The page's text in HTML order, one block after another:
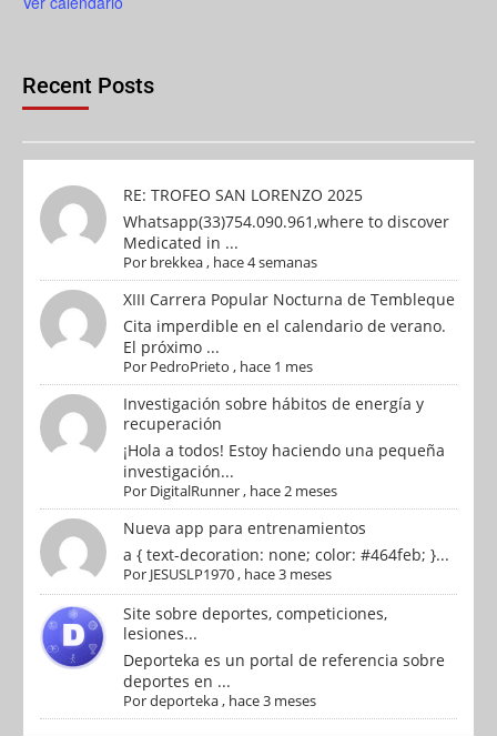
Recent Posts
RE: TROFEO SAN LORENZO 2025
Whatsapp(33)754.090.961,where to discover
Medicated in ...
Por brekkea, hace 4 semanas
XIII Carrera Popular Nocturna de Tembleque
Cita imperdible en el calendario de verano.
El próximo ...
Por PedroPrieto , hace 1 mes
Investigación sobre hábitos de energía y
recuperación
¡Hola a todos! Estoy haciendo una pequeña
investigación...
Por DigitalRunner, hace 2 meses
Nueva app para entrenamientos
a { text-decoration: none; color: #464feb; }...
Por JESUSLP1970, hace 3 meses
Site sobre deportes, competiciones,
lesiones...
Deporteka es un portal de referencia sobre
deportes en ...
Pordeporteka , hace 3 meses